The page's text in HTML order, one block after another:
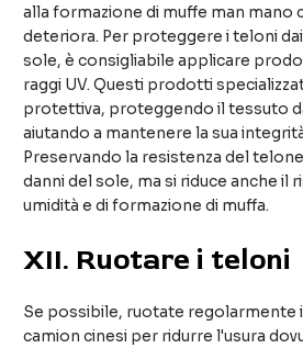
alla formazione di muffe man mano
deteriora. Per proteggere i teloni dai
sole, è consigliabile applicare
raggi UV. Questi prodotti
protettiva, proteggendo il tessuto
aiutando a mantenere la sua
Preservando la resistenza del
danni del sole, ma si riduce anche il
umidità e di formazione di muffa.
XII. Ruotare i teloni
Se possibile, ruotate regolarmente
camion cinesi per ridurre l'usura